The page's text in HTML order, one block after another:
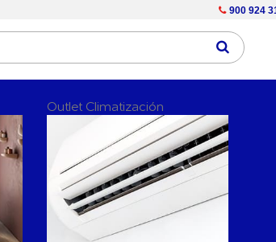
900 924
Outlet Climatización